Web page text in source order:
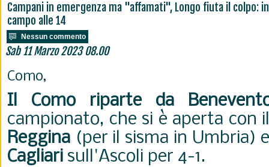
Campani in emergenza ma "affamati", Longo fiuta il colpo: in
campo alle 14
Nessun commento
Sab 11 Marzo 2023 08.00
Como,
Il Como riparte da
campionato, che si è aperta con
Reggina (per il sisma in Umbria)
Cagliari sull'Ascoli per 4-1.